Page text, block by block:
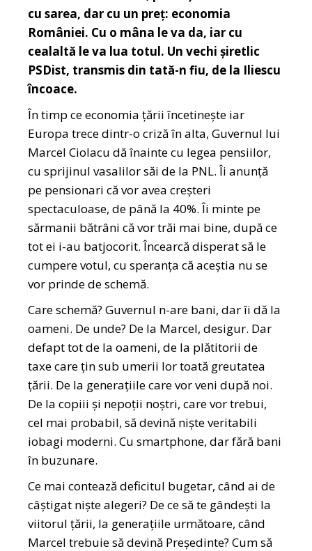
cu sarea, dar cu un preț: economia
României. Cu o mâna le va da, iar cu
cealaltă le va lua totul. Un vechi șiretlic
PSDist, transmis din tată-n fiu, de la Iliescu
încoace.
În timp ce economia țării încetinește iar
Europa trece dintr-o criză în alta, Guvernul lui
Marcel Ciolacu dă înainte cu legea pensiilor,
cu sprijinul vasalilor săi de la PNL. Îi anunță
pe pensionari că vor avea creșteri
spectaculoase, de până la 40%. Îi minte pe
sărmanii bătrâni că vor trăi mai bine, după ce
tot ei i-au batjocorit. Încearcă disperat să le
cumpere votul, cu speranța că aceștia nu se
vor prinde de schemă.
Care schemă? Guvernul n-are bani, dar îi dă la
oameni. De unde? De la Marcel, desigur. Dar
defapt tot de la oameni, de la plătitorii de
taxe care țin sub umerii lor toată greutatea
țării. De la generațiile care vor veni după noi.
De la copiii și nepoții noștri, care vor trebui,
cel mai probabil, să devină niște veritabili
iobagi moderni. Cu smartphone, dar fără bani
în buzunare.
Ce mai contează deficitul bugetar, când ai de
câștigat niște alegeri? De ce să te gândești la
viitorul țării, la generațiile următoare, când
Marcel trebuie să devină Președinte? Cum să